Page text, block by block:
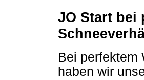
JO Start bei
Bei perfektem
haben wir